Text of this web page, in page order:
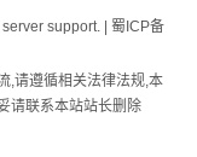
support. | 蜀ICP备
,请遵循相关法律法规,本
请联系本站站长删除